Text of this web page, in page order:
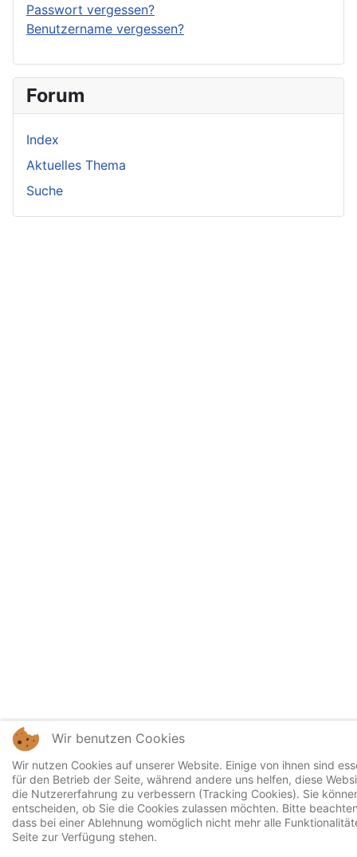
Passwort vergessen?
Benutzername vergessen?
Forum
Index
Aktuelles Thema
Suche
Wir benutzen Cookies
Wir nutzen Cookies auf unserer Website. Einige von ihnen sind
für den Betrieb der Seite, während andere uns helfen, diese
die Nutzererfahrung zu verbessern (Tracking Cookies). Sie
entscheiden, ob Sie die Cookies zulassen möchten. Bitte
dass bei einer Ablehnung womöglich nicht mehr alle
Seite zur Verfügung stehen.